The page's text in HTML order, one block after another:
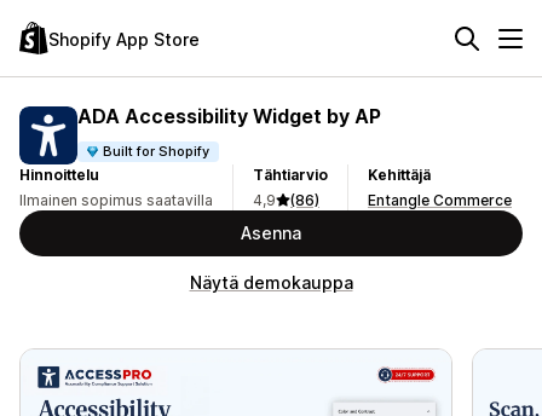
Shopify App Store
ADA Accessibility Widget by AP
Built for Shopify
Hinnoittelu
Ilmainen sopimus saatavilla
Tähtiarvio
4,9
(86)
Kehittäjä
Entangle Commerce
Asenna
Näytä demokauppa